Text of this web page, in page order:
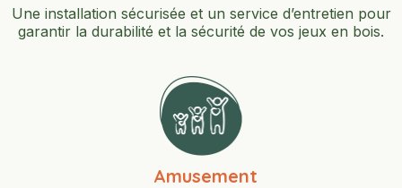
Une installation sécurisée et un service d’entretien pour
garantir la durabilité et la sécurité de vos jeux en bois.
Amusement